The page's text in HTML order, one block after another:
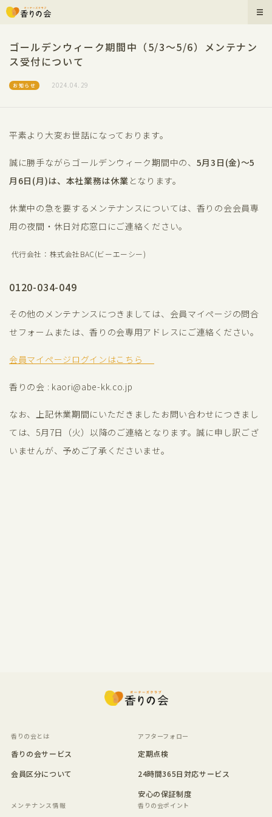
ゴールデンウィーク期間中（5/3〜5/6）メンテナン
ス受付について
お知らせ 2024.04.29
平素より大変お世話になっております。
誠に勝手ながらゴールデンウィーク期間中の、 5月3日(金)〜5
月6日(月)は、本社業務は休業 となります。
休業中の急を要するメンテナンスについては、香りの会会員専
用の夜間・休日対応窓口にご連絡ください。
代行会社：株式会社BAC(ビーエーシー)
0120-034-049
その他のメンテナンスにつきましては、会員マイページの問合
せフォームまたは、香りの会専用アドレスにご連絡ください。
会員マイページログインはこちら
香りの会 : kaori@abe-kk.co.jp
なお、上記休業期間にいただきましたお問い合わせにつきまし
ては、5月7日（火）以降のご連絡となります。誠に申し訳ござ
いませんが、予めご了承くださいませ。
香りの会とは
香りの会サービス
会員区分について
アフターフォロー
定期点検
24時間365日対応サービス
安心の保証制度
香りの会ポイント